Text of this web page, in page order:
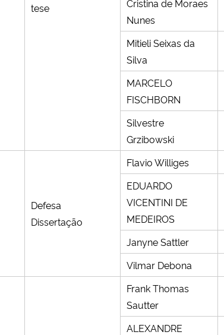
tese
Cristina de Moraes
Nunes
Mitieli Seixas da
Silva
MARCELO
FISCHBORN
Silvestre
Grzibowski
Defesa
Dissertação
Flavio Williges
EDUARDO
VICENTINI DE
MEDEIROS
Janyne Sattler
Vilmar Debona
Frank Thomas
Sautter
ALEXANDRE